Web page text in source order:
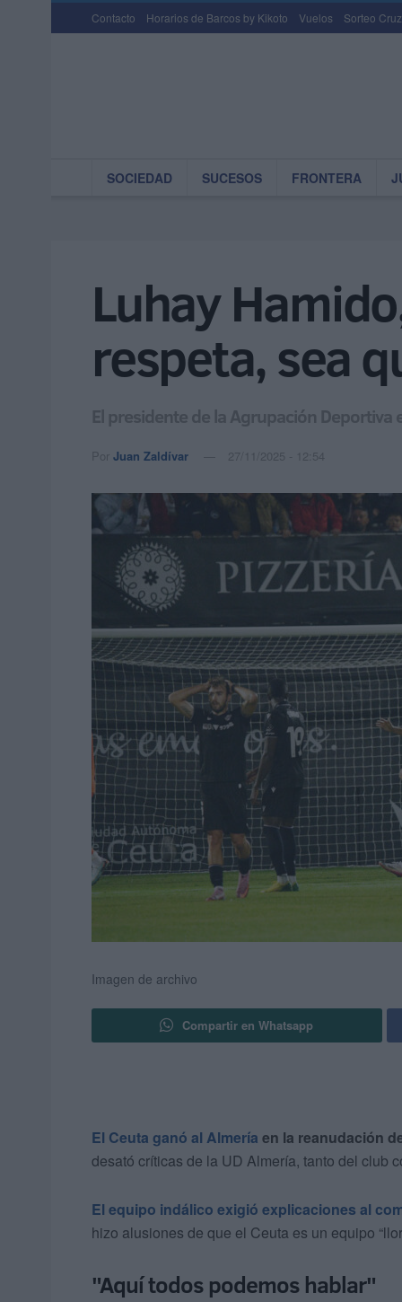
Contacto Horarios de Barcos by Kikoto Vuelos Sorteo
SOCIEDAD SUCESOS FRONTERA
Luhay
respeta, sea
El presidente de la Agrupación
Por Juan Zaldívar 27/11/2025 - 12:54
Imagen de archivo
Compartir en Whatsapp
El Ceuta ganó al Almería en la reanudación
desató críticas de la UD Almería, tanto del club
El equipo indálico exigió explicaciones al
hizo alusiones de que el Ceuta es un equipo
"Aquí todos podemos hablar"